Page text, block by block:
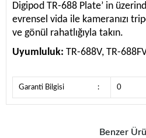
Digipod TR-688 Plate’ in
evrensel vida ile kameranızı
ve gönül rahatlığıyla takın.
Uyumluluk: TR-688V, TR-
Garanti Bilgisi : 0
Benzer